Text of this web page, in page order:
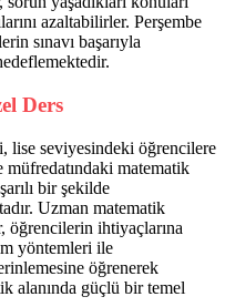
azaltabilirler. Perşembe
sınavı başarıyla
Ders
lise seviyesindeki öğrencilere
matematik
bir şekilde
Uzman matematik
öğrencilerin ihtiyaçlarına
yöntemleri ile
öğrenerek
alanında güçlü bir temel